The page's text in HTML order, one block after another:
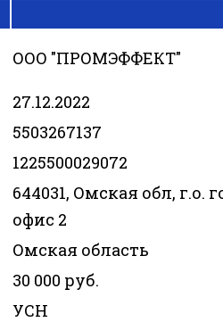
ООО "ПРОМЭФФЕКТ"
27.12.2022
5503267137
1225500029072
644031, Омская обл, г.о.
офис 2
Омская область
30 000 руб.
УСН